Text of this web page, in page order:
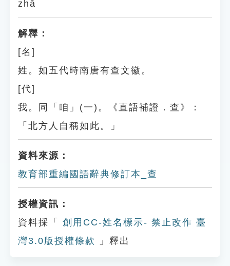
zhā
解釋：
[名]
姓。如五代時南唐有查文徽。
[代]
我。同「咱」(一)。《直語補證．查》：
「北方人自稱如此。」
資料來源：
教育部重編國語辭典修訂本_查
授權資訊：
資料採「
創用CC-姓名標示- 禁止改作 臺
灣3.0版授權條款
」釋出